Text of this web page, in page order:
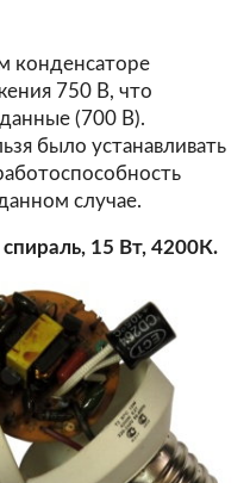
конденсаторе
750 В, что
(700 В).
было устанавливать
случае.
15 Вт, 4200К.